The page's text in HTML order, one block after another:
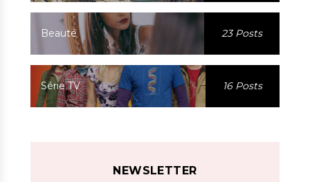
Beauté 23 Posts
Série TV 16 Posts
NEWSLETTER